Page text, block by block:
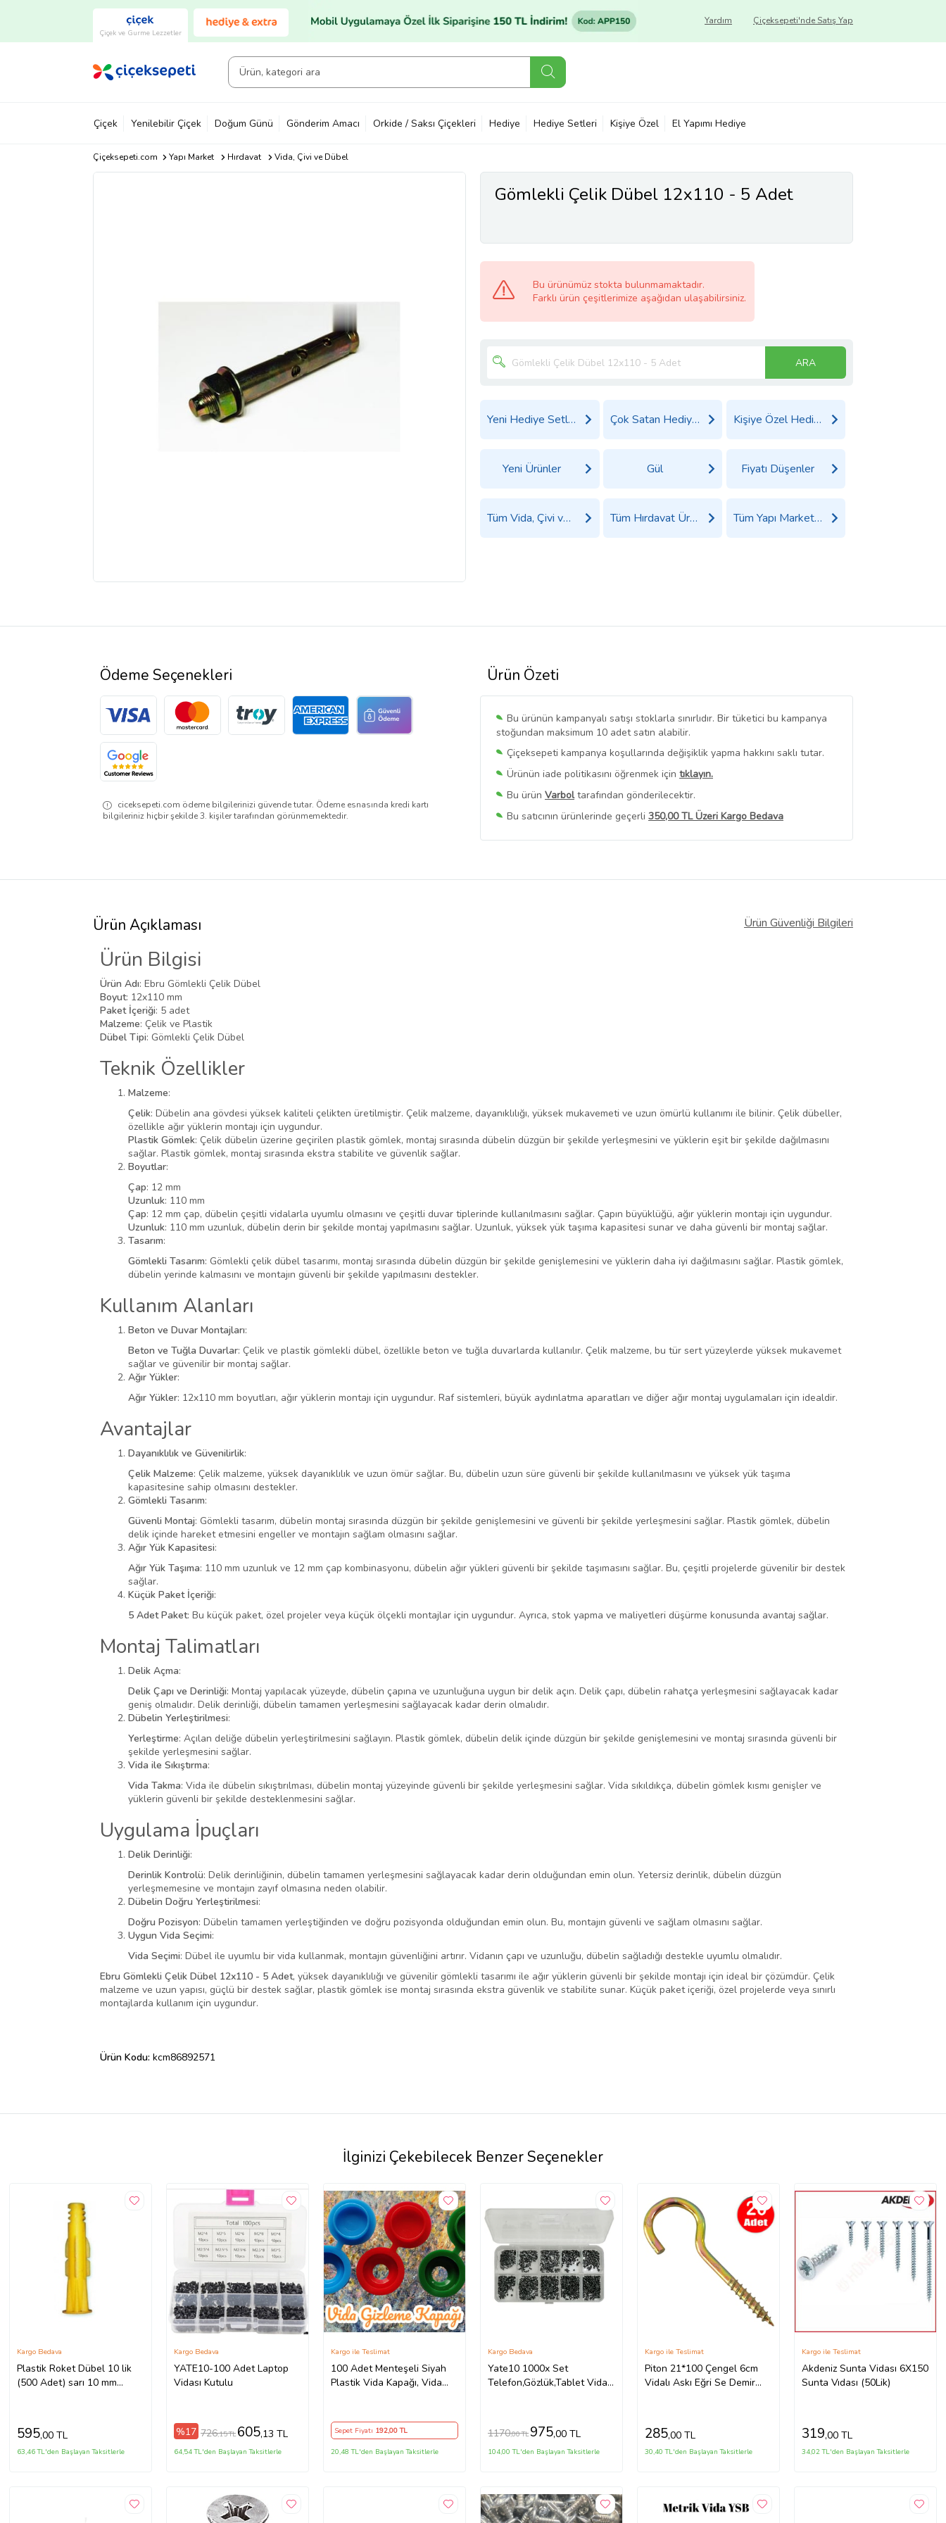
Çiçek ve Gurme Lezzetler
Çiçeksepeti'nde Satış Yap
Yardım
Çiçek Yenilebilir Çiçek Doğum Günü Gönderim Amacı Orkide / Saksı Çiçekleri Hediye Hediye Setleri Kişiye Özel El Yapımı Hediye
Çiçeksepeti.com Yapı Market Hırdavat Vida, Çivi ve Dübel
Gömlekli Çelik Dübel 12x110 - 5 Adet
Bu ürünümüz stokta bulunmamaktadır.
Farklı ürün çeşitlerimize aşağıdan ulaşabilirsiniz.
ARA
Yeni Hediye Setleri Çok Satan Hediyeler Kişiye Özel Hediyeler
Yeni Ürünler Gül Fiyatı Düşenler
Tüm Vida, Çivi ve Dübel Ürünleri Tüm Hırdavat Ürünleri Tüm Yapı Market Ürünleri
Ürün Özeti
Bu ürünün kampanyalı satışı stoklarla sınırlıdır. Bir tüketici bu kampanya
stoğundan maksimum 10 adet satın alabilir.
Çiçeksepeti kampanya koşullarında değişiklik yapma hakkını saklı tutar.
Ürünün iade politikasını öğrenmek için tıklayın.
Bu ürün Varboltarafından gönderilecektir.
Bu satıcının ürünlerinde geçerli 350,00 TL Üzeri Kargo Bedava
Bu SatıcınınTüm Ürünlerini Görüntüle
Ödeme Seçenekleri
ciceksepeti.com ödeme bilgilerinizi güvende tutar. Ödeme esnasında kredi kartı
bilgileriniz hiçbir şekilde 3. kişiler tarafından görünmemektedir.
Ürün Açıklaması Ürün Güvenliği Bilgileri
Ürün Bilgisi
Ürün Adı: Ebru Gömlekli Çelik Dübel
Boyut: 12x110 mm
Paket İçeriği: 5 adet
Malzeme: Çelik ve Plastik
Dübel Tipi: Gömlekli Çelik Dübel
Teknik Özellikler
Malzeme:
Çelik: Dübelin ana gövdesi yüksek kaliteli çelikten üretilmiştir. Çelik malzeme, dayanıklılığı, yüksek mukavemeti ve uzun ömürlü kullanımı ile bilinir. Çelik dübeller,
özellikle ağır yüklerin montajı için uygundur.
Plastik Gömlek: Çelik dübelin üzerine geçirilen plastik gömlek, montaj sırasında dübelin düzgün bir şekilde yerleşmesini ve yüklerin eşit bir şekilde dağılmasını
sağlar. Plastik gömlek, montaj sırasında ekstra stabilite ve güvenlik sağlar.
Boyutlar:
Çap: 12 mm
Uzunluk: 110 mm
Çap: 12 mm çap, dübelin çeşitli vidalarla uyumlu olmasını ve çeşitli duvar tiplerinde kullanılmasını sağlar. Çapın büyüklüğü, ağır yüklerin montajı için uygundur.
Uzunluk: 110 mm uzunluk, dübelin derin bir şekilde montaj yapılmasını sağlar. Uzunluk, yüksek yük taşıma kapasitesi sunar ve daha güvenli bir montaj sağlar.
Tasarım:
Gömlekli Tasarım: Gömlekli çelik dübel tasarımı, montaj sırasında dübelin düzgün bir şekilde genişlemesini ve yüklerin daha iyi dağılmasını sağlar. Plastik gömlek,
dübelin yerinde kalmasını ve montajın güvenli bir şekilde yapılmasını destekler.
Kullanım Alanları
Beton ve Duvar Montajları:
Beton ve Tuğla Duvarlar: Çelik ve plastik gömlekli dübel, özellikle beton ve tuğla duvarlarda kullanılır. Çelik malzeme, bu tür sert yüzeylerde yüksek mukavemet
sağlar ve güvenilir bir montaj sağlar.
Ağır Yükler:
Ağır Yükler: 12x110 mm boyutları, ağır yüklerin montajı için uygundur. Raf sistemleri, büyük aydınlatma aparatları ve diğer ağır montaj uygulamaları için idealdir.
Avantajlar
Dayanıklılık ve Güvenilirlik:
Çelik Malzeme: Çelik malzeme, yüksek dayanıklılık ve uzun ömür sağlar. Bu, dübelin uzun süre güvenli bir şekilde kullanılmasını ve yüksek yük taşıma
kapasitesine sahip olmasını destekler.
Gömlekli Tasarım:
Güvenli Montaj: Gömlekli tasarım, dübelin montaj sırasında düzgün bir şekilde genişlemesini ve güvenli bir şekilde yerleşmesini sağlar. Plastik gömlek, dübelin
delik içinde hareket etmesini engeller ve montajın sağlam olmasını sağlar.
Ağır Yük Kapasitesi:
Ağır Yük Taşıma: 110 mm uzunluk ve 12 mm çap kombinasyonu, dübelin ağır yükleri güvenli bir şekilde taşımasını sağlar. Bu, çeşitli projelerde güvenilir bir destek
sağlar.
Küçük Paket İçeriği:
5 Adet Paket: Bu küçük paket, özel projeler veya küçük ölçekli montajlar için uygundur. Ayrıca, stok yapma ve maliyetleri düşürme konusunda avantaj sağlar.
Montaj Talimatları
Delik Açma:
Delik Çapı ve Derinliği: Montaj yapılacak yüzeyde, dübelin çapına ve uzunluğuna uygun bir delik açın. Delik çapı, dübelin rahatça yerleşmesini sağlayacak kadar
geniş olmalıdır. Delik derinliği, dübelin tamamen yerleşmesini sağlayacak kadar derin olmalıdır.
Dübelin Yerleştirilmesi:
Yerleştirme: Açılan deliğe dübelin yerleştirilmesini sağlayın. Plastik gömlek, dübelin delik içinde düzgün bir şekilde genişlemesini ve montaj sırasında güvenli bir
şekilde yerleşmesini sağlar.
Vida ile Sıkıştırma:
Vida Takma: Vida ile dübelin sıkıştırılması, dübelin montaj yüzeyinde güvenli bir şekilde yerleşmesini sağlar. Vida sıkıldıkça, dübelin gömlek kısmı genişler ve
yüklerin güvenli bir şekilde desteklenmesini sağlar.
Uygulama İpuçları
Delik Derinliği:
Derinlik Kontrolü: Delik derinliğinin, dübelin tamamen yerleşmesini sağlayacak kadar derin olduğundan emin olun. Yetersiz derinlik, dübelin düzgün
yerleşmemesine ve montajın zayıf olmasına neden olabilir.
Dübelin Doğru Yerleştirilmesi:
Doğru Pozisyon: Dübelin tamamen yerleştiğinden ve doğru pozisyonda olduğundan emin olun. Bu, montajın güvenli ve sağlam olmasını sağlar.
Uygun Vida Seçimi:
Vida Seçimi: Dübel ile uyumlu bir vida kullanmak, montajın güvenliğini artırır. Vidanın çapı ve uzunluğu, dübelin sağladığı destekle uyumlu olmalıdır.
Ebru Gömlekli Çelik Dübel 12x110 - 5 Adet, yüksek dayanıklılığı ve güvenilir gömlekli tasarımı ile ağır yüklerin güvenli bir şekilde montajı için ideal bir çözümdür. Çelik
malzeme ve uzun yapısı, güçlü bir destek sağlar, plastik gömlek ise montaj sırasında ekstra güvenlik ve stabilite sunar. Küçük paket içeriği, özel projelerde veya sınırlı
montajlarda kullanım için uygundur.
Ürün Kodu: kcm86892571
İlginizi Çekebilecek Benzer Seçenekler
Plastik Roket Dübel 10 lik
(500 Adet) sarı 10 mm
Kargo Bedava
595,00 TL
63,46 TL'den Başlayan Taksitlerle
YATE10-100 Adet Laptop
Vidası Kutulu
Kargo Bedava
%17 726,15 TL 605,13 TL
64,54 TL'den Başlayan Taksitlerle
100 Adet Menteşeli Siyah
Plastik Vida Kapağı, Vida
Kargo ile Teslimat
Sepet Fiyatı 192,00 TL
20,48 TL'den Başlayan Taksitlerle
Yate10 1000x Set
Telefon,Gözlük,Tablet Vida
Kargo Bedava
1170,00 TL 975,00 TL
104,00 TL'den Başlayan Taksitlerle
Piton 21*100 Çengel 6cm
Vidalı Askı Eğri Se Demir
Kargo ile Teslimat
285,00 TL
30,40 TL'den Başlayan Taksitlerle
Akdeniz Sunta Vidası 6X150
Sunta Vıdası (50Lik)
Kargo ile Teslimat
319,00 TL
34,02 TL'den Başlayan Taksitlerle